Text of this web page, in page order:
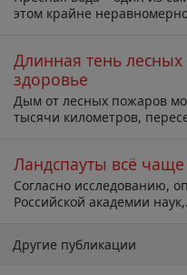
этом крайне
Длинная тень
здоровье
Дым от лесных пожаров
тысячи километров,
Ландспауты всё
Согласно исследованию,
Российской академии
Другие публикации